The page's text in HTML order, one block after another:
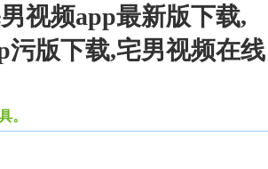
视频app最新版下载,
污版下载,宅男视频在线
。